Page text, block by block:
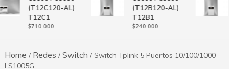
(T12C120-AL)
T12C1
$710.000
(T12B120-AL)
T12B1
$240.000
Home / Redes /Switch / Switch Tplink 5 Puertos 10/100/1000
LS1005G